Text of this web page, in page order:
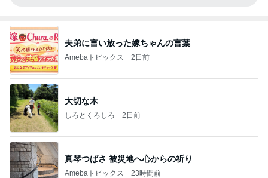
夫弟に言い放った嫁ちゃんの言葉
Amebaトピックス 2日前
大切な木
しろとくろしろ 2日前
真琴つばさ 被災地へ心からの祈り
Amebaトピックス 23時間前